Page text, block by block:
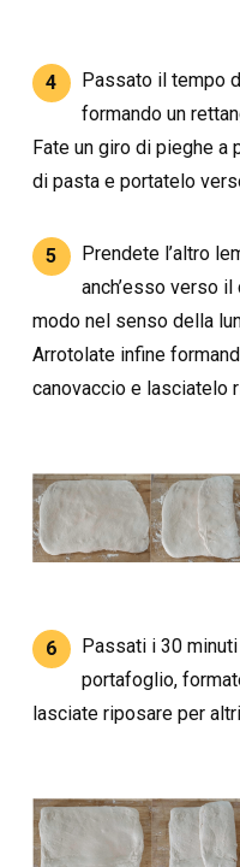
4
Passato il tempo
formando un
Fate un giro di pieghe a
di pasta e portatelo
5
Prendete l’altro
anch’esso verso
modo nel senso della
Arrotolate infine
canovaccio e lasciatelo
6
Passati i 30
portafoglio,
lasciate riposare per